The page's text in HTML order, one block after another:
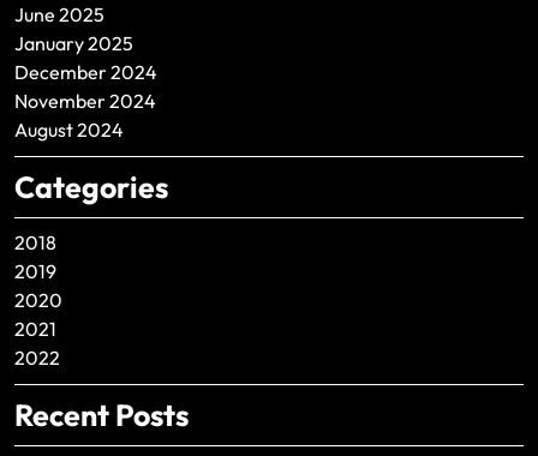
June 2025
January 2025
December 2024
November 2024
August 2024
Categories
2018
2019
2020
2021
2022
Recent Posts